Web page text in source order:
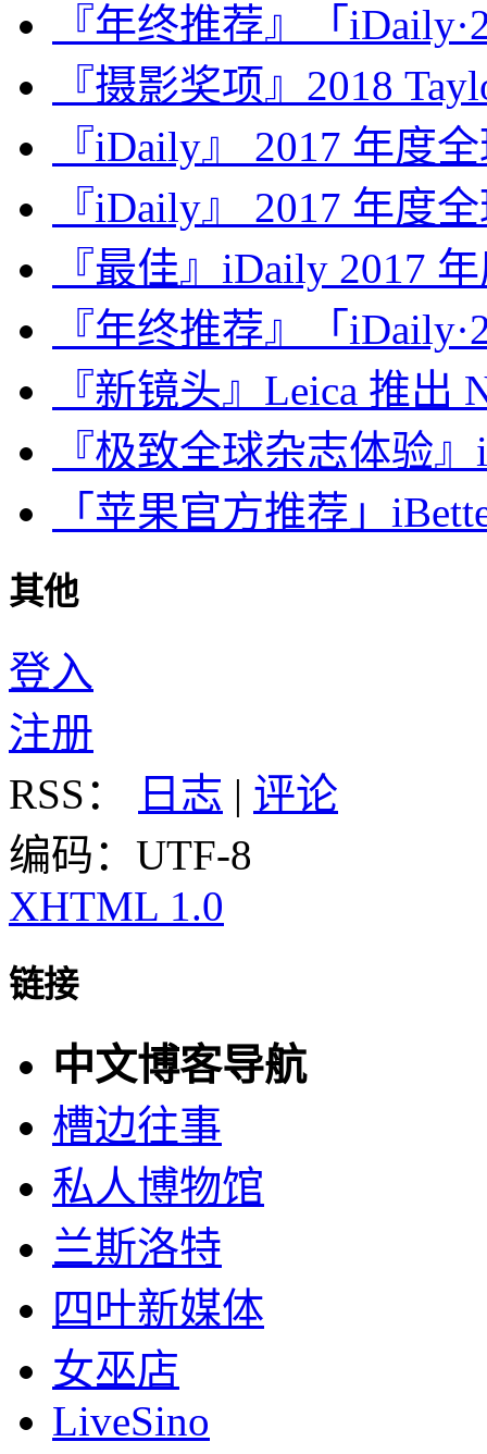
『年终推荐』「
『摄影奖项』2018
『iDaily』 2017 年度
『iDaily』 2017 年度
『最佳』iDaily 2017
『年终推荐』「
『新镜头』Leica 推出
『极致全球杂志体验
「苹果官方推荐」
其他
登入
注册
RSS：
日志 | 评论
编码：UTF-8
XHTML 1.0
链接
中文博客导航
槽边往事
私人博物馆
兰斯洛特
四叶新媒体
女巫店
LiveSino